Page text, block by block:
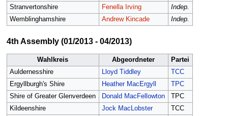
Stranvertonshire
Fenella Irving
Indep.
Wemblinghamshire
Andrew Kincade Indep.
4th Assembly (01/2013 - 04/2013)
Wahlkreis Abgeordneter
Partei
Auldernesshire
Lloyd Tiddley
TCC
Ergyllburgh's Shire
Heather MacErgyll
TPC
Shire of Greater Glenverdeen
Donald MacFellowton
TPC
Kildeenshire
Jock MacLobster
TCC